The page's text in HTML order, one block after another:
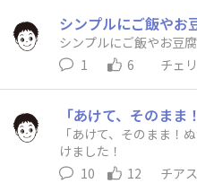
シンプルにご飯やお
シンプルにご飯やお豆
1
6 チェ
「あけて、そのまま！
けました！
10
12 チア